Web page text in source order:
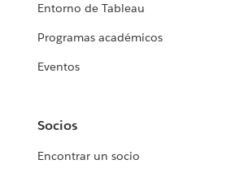
Entorno de Tableau
Programas académicos
Eventos
Socios
Encontrar un socio